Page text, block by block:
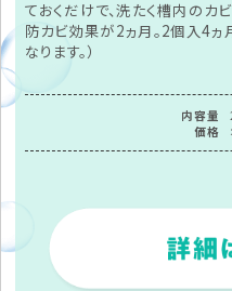
ておくだけで、洗たく槽内のカ
防カビ効果が2ヵ月。2個入4ヵ
なります。）
内容量
価格